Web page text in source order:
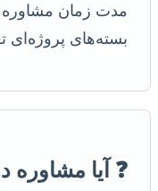
مدت زمان
بسته‌های پروژه‌ای
❓ آیا